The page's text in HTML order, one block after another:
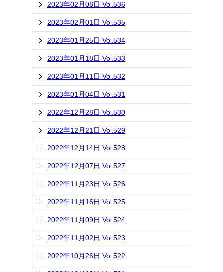
2023年02月08日 Vol.536
2023年02月01日 Vol.535
2023年01月25日 Vol.534
2023年01月18日 Vol.533
2023年01月11日 Vol.532
2023年01月04日 Vol.531
2022年12月28日 Vol.530
2022年12月21日 Vol.529
2022年12月14日 Vol.528
2022年12月07日 Vol.527
2022年11月23日 Vol.526
2022年11月16日 Vol.525
2022年11月09日 Vol.524
2022年11月02日 Vol.523
2022年10月26日 Vol.522